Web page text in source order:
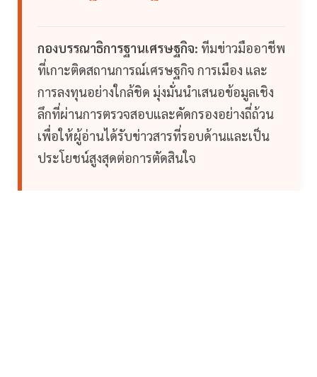
กองบรรณาธิการฐานเศรษฐกิจ: ทีมข่าวมืออาชีพ
ที่เกาะติดสถานการณ์เศรษฐกิจ การเมือง และ
การลงทุนอย่างใกล้ชิด มุ่งมั่นนำเสนอข้อมูลเชิง
ลึกที่ผ่านการตรวจสอบและคัดกรองอย่างถี่ถ้วน
เพื่อให้ผู้อ่านได้รับข่าวสารที่รอบด้านและเป็น
ประโยชน์สูงสุดต่อการตัดสินใจ